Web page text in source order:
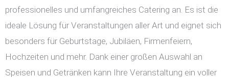
professionelles und umfangreiches Catering an. Es ist die
ideale Lösung für Veranstaltungen aller Art und eignet sich
besonders für Geburtstage, Jubiläen, Firmenfeiern,
Hochzeiten und mehr. Dank einer großen Auswahl an
Speisen und Getränken kann Ihre Veranstaltung ein voller